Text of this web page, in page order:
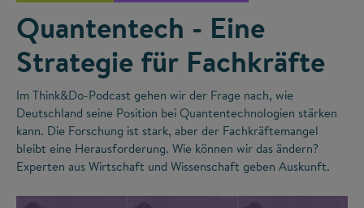
Quantentech - Eine
Strategie für Fachkräfte
Im Think&Do-Podcast gehen wir der Frage nach, wie
Deutschland seine Position bei Quantentechnologien stärken
kann. Die Forschung ist stark, aber der Fachkräftemangel
bleibt eine Herausforderung. Wie können wir das ändern?
Experten aus Wirtschaft und Wissenschaft geben Auskunft.